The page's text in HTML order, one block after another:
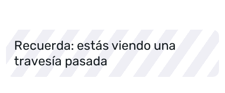
Recuerda: estás viendo una
travesía pasada